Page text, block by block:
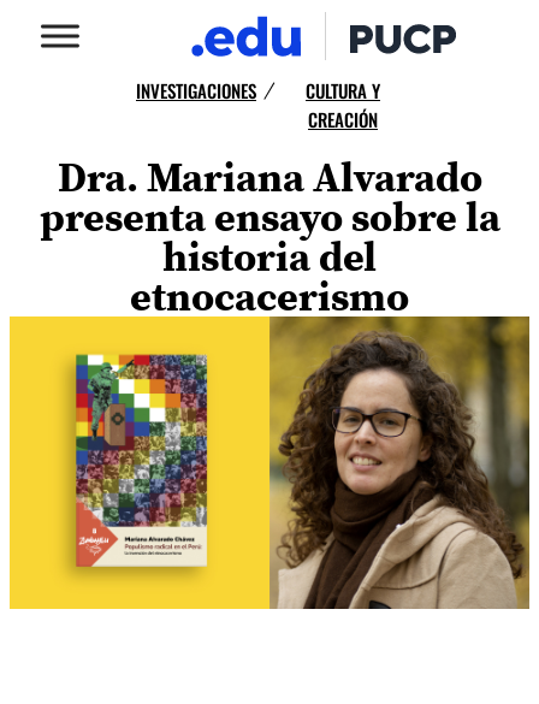
INVESTIGACIONES /
CULTURA Y
CREACIÓN
Dra. Mariana Alvarado
presenta ensayo sobre la
historia del
etnocacerismo